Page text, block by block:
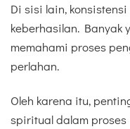
Di sisi lain,
keberhasilan. Banyak
memahami proses
perlahan.
Oleh karena itu,
spiritual dalam